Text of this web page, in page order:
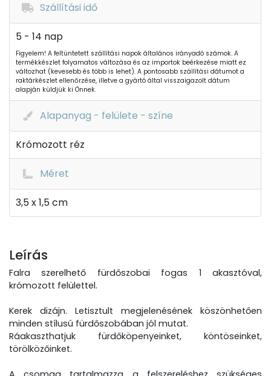
Szállítási idő
5 - 14 nap
Figyelem! A feltüntetett szállítási napok általános irányadó számok. A
termékkészlet folyamatos változása és az importok beérkezése miatt ez
változhat (kevesebb és több is lehet). A pontosabb szállítási dátumot a
raktárkészlet ellenőrzése, illetve a gyártó által visszaigazolt dátum
alapján küldjük ki Önnek.
Alapanyag - felülete - színe
Krómozott réz
Méret
3,5 x 1,5 cm
Leírás
Falra szerelhető fürdőszobai fogas 1 akasztóval,
krómozott felülettel.
Kerek dizájn. Letisztult megjelenésének köszönhetően
minden stílusú fürdőszobában jól mutat.
Ráakaszthatjuk fürdőköpenyeinket, köntöseinket,
törölközőinket.